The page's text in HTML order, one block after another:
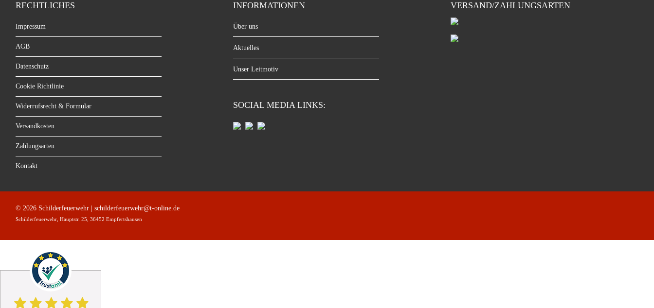
© 2026 Schilderfeuerwehr | schilderfeuerwehr@t-online.de
Schilderfeuerwehr, Hauptstr. 25, 36452 Empfertshausen
RECHTLICHES
Impressum
AGB
Datenschutz
Cookie Richtlinie
Widerrufsrecht & Formular
Versandkosten
Zahlungsarten
Kontakt
INFORMATIONEN
Über uns
Aktuelles
Unser Leitmotiv
SOCIAL MEDIA LINKS:
VERSAND/ZAHLUNGSARTEN